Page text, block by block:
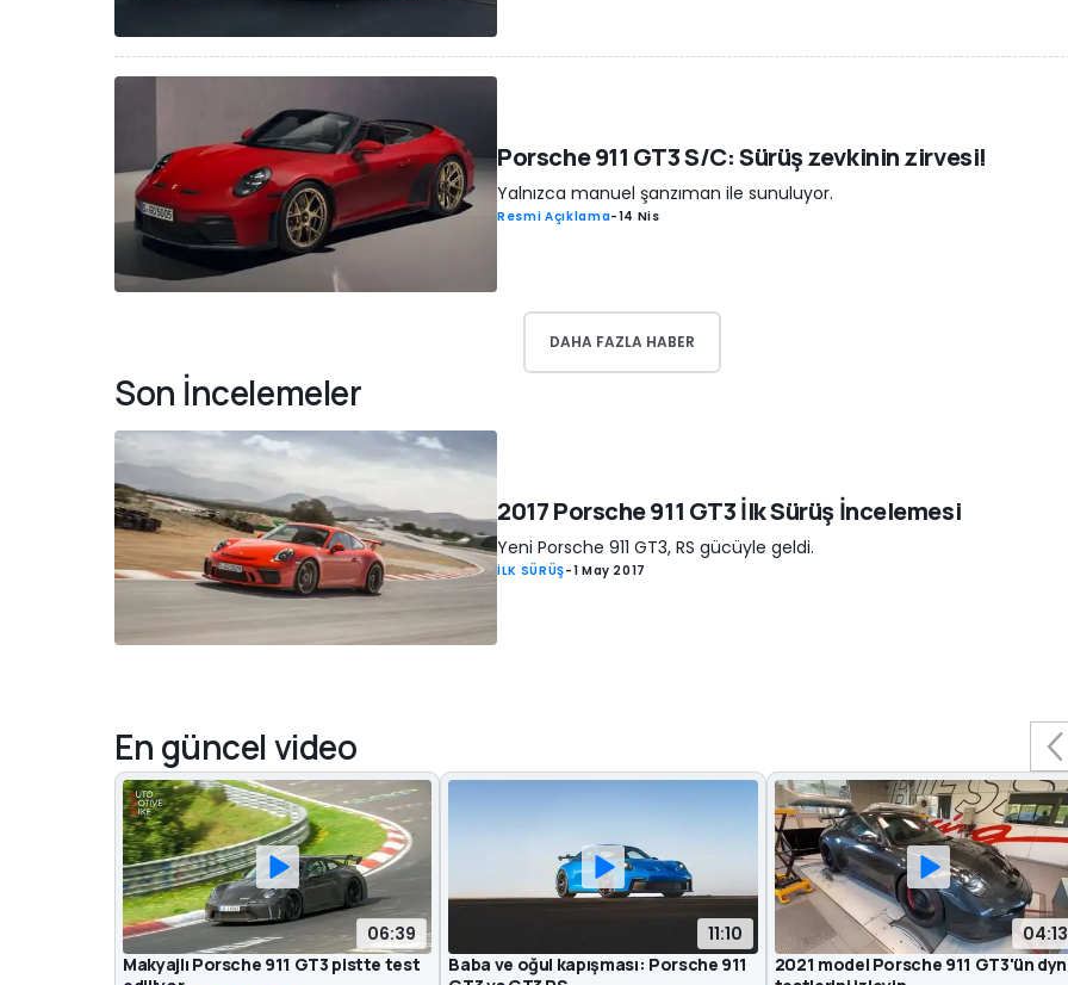
Porsche 911 GT3 S/C: Sürüş zevkinin zirvesi!
Yalnızca manuel şanzıman ile sunuluyor.
Resmi Açıklama-14 Nis
DAHA FAZLA HABER
Son İncelemeler
2017 Porsche 911 GT3 İlk Sürüş İncelemesi
Yeni Porsche 911 GT3, RS gücüyle geldi.
İLK SÜRÜŞ-1 May 2017
En güncel video
06:39
Makyajlı Porsche 911 GT3 pistte test
11:10
Baba ve oğul kapışması: Porsche 911
04:13
2021 model Porsche 911 GT3'ün